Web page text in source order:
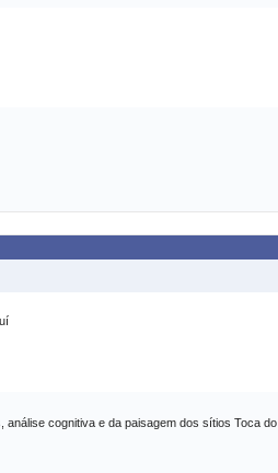
cognitiva e da paisagem dos sítios Toca do